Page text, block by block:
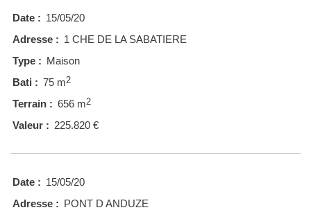
Date : 15/05/20
Adresse : 1 CHE DE LA SABATIERE
Type : Maison
Bati : 75 m2
Terrain : 656 m2
Valeur : 225.820 €
Date : 15/05/20
Adresse : PONT D ANDUZE